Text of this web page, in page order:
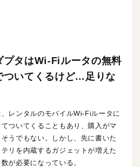
プタはWi-Fiルータの無料
ついてくるけど…足りな
、レンタルのモバイルWi-Fiルータに
ついてくることもあり、購入がマ
うでもない。しかし、先に書いた
リを内蔵するガジェットが増えた
が必要になっている。